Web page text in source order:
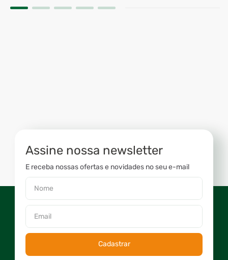
Assine nossa newsletter
E receba nossas ofertas e novidades no seu e-mail
Cadastrar